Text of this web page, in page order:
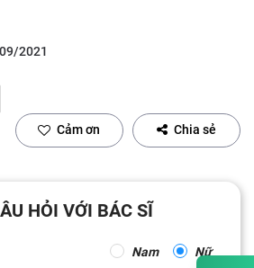
2021
Cảm ơn Chia sẻ
HỎI VỚI BÁC SĨ
Nam Nữ